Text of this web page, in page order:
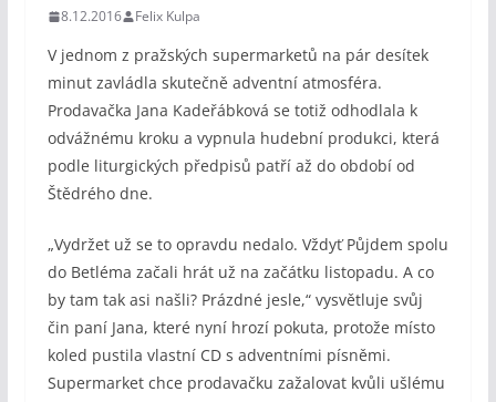
8.12.2016 Felix Kulpa
V jednom z pražských supermarketů na pár desítek
minut zavládla skutečně adventní atmosféra.
Prodavačka Jana Kadeřábková se totiž odhodlala k
odvážnému kroku a vypnula hudební produkci, která
podle liturgických předpisů patří až do období od
Štědrého dne.
„Vydržet už se to opravdu nedalo. Vždyť Půjdem spolu
do Betléma začali hrát už na začátku listopadu. A co
by tam tak asi našli? Prázdné jesle,“ vysvětluje svůj
čin paní Jana, které nyní hrozí pokuta, protože místo
koled pustila vlastní CD s adventními písněmi.
Supermarket chce prodavačku zažalovat kvůli ušlému